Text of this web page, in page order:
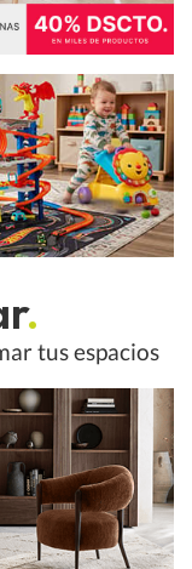
.
tus espacios